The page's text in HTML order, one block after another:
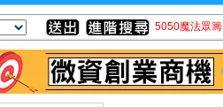
5050魔法眾籌